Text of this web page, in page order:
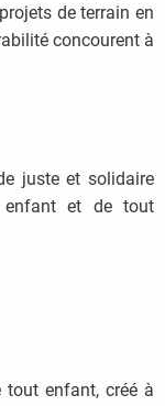
de terrain en
concourent à
juste et solidaire
enfant et de tout
enfant, créé à